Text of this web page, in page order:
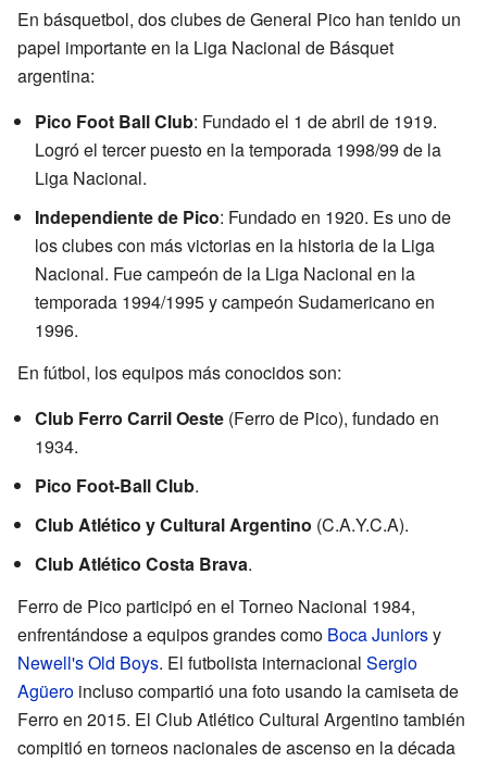
En básquetbol, dos clubes de General Pico han tenido un
papel importante en la Liga Nacional de Básquet
argentina:
Pico Foot Ball Club: Fundado el 1 de abril de 1919.
Logró el tercer puesto en la temporada 1998/99 de la
Liga Nacional.
Independiente de Pico: Fundado en 1920. Es uno de
los clubes con más victorias en la historia de la Liga
Nacional. Fue campeón de la Liga Nacional en la
temporada 1994/1995 y campeón Sudamericano en
1996.
En fútbol, los equipos más conocidos son:
Club Ferro Carril Oeste (Ferro de Pico), fundado en
1934.
Pico Foot-Ball Club.
Club Atlético y Cultural Argentino (C.A.Y.C.A).
Club Atlético Costa Brava.
Ferro de Pico participó en el Torneo Nacional 1984,
enfrentándose a equipos grandes como Boca Juniorsy
Newell's Old Boys. El futbolista internacional Sergio
Agüero incluso compartió una foto usando la camiseta de
Ferro en 2015. El Club Atlético Cultural Argentino también
compitió en torneos nacionales de ascenso en la década